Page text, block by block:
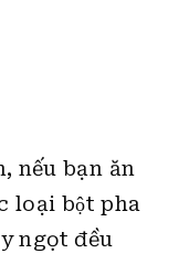
nếu bạn ăn
loại bột pha
ngọt đều